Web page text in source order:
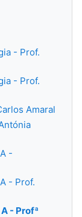
- Prof.
- Prof.
Amaral
-
- Prof.
- Profª